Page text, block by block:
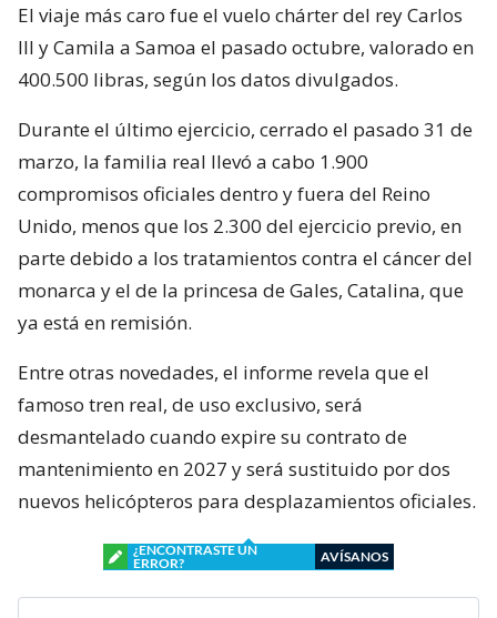
El viaje más caro fue el vuelo chárter del rey Carlos
III y Camila a Samoa el pasado octubre, valorado en
400.500 libras, según los datos divulgados.
Durante el último ejercicio, cerrado el pasado 31 de
marzo, la familia real llevó a cabo 1.900
compromisos oficiales dentro y fuera del Reino
Unido, menos que los 2.300 del ejercicio previo, en
parte debido a los tratamientos contra el cáncer del
monarca y el de la princesa de Gales, Catalina, que
ya está en remisión.
Entre otras novedades, el informe revela que el
famoso tren real, de uso exclusivo, será
desmantelado cuando expire su contrato de
mantenimiento en 2027 y será sustituido por dos
nuevos helicópteros para desplazamientos oficiales.
¿ENCONTRASTE UN
ERROR?
AVÍSANOS